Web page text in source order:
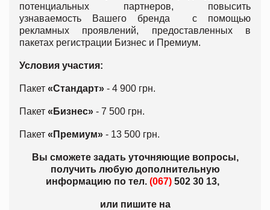
потенциальных партнеров, повысить
узнаваемость Вашего бренда с помощью
рекламных проявлений, предоставленных в
пакетах регистрации Бизнес и Премиум.
Условия участия:
Пакет «Стандарт» - 4 900 грн.
Пакет «Бизнес» - 7 500 грн.
Пакет «Премиум» - 13 500 грн.
Вы сможете задать уточняющие вопросы,
получить любую дополнительную
информацию по тел. (067) 502 30 13,
или пишите на